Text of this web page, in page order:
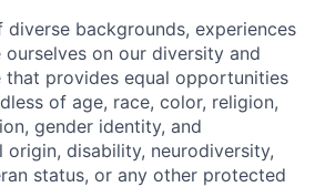
diverse backgrounds, experiences
ourselves on our diversity and
that provides equal opportunities
of age, race, color, religion,
gender identity, and
origin, disability, neurodiversity,
status, or any other protected